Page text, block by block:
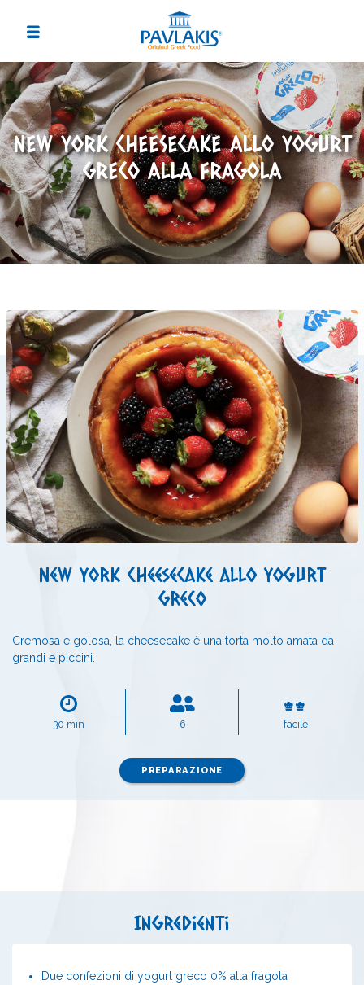
NEW YORK CHEESECAKE ALLO YOGURT
GRECO ALLA FRAGOLA
New York cheesecake allo yogurt
greco
Cremosa e golosa, la cheesecake è una torta molto amata da
grandi e piccini.
30 min 6 facile
PREPARAZIONE
Ingredienti
Due confezioni di yogurt greco 0% alla fragola